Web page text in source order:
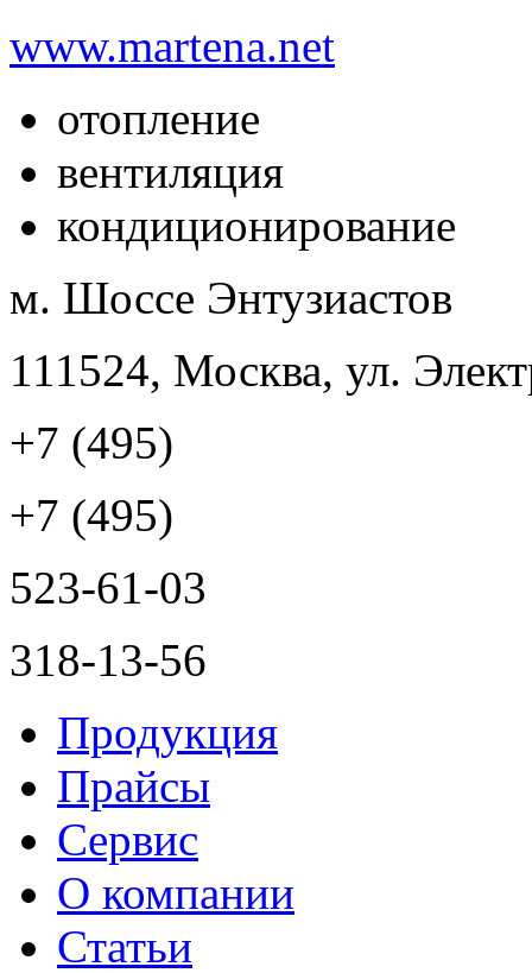
www.martena.net
отопление
вентиляция
кондиционирование
м. Шоссе Энтузиастов
111524, Москва, ул.
+7 (495)
+7 (495)
523-61-03
318-13-56
Продукция
Прайсы
Сервис
О компании
Статьи